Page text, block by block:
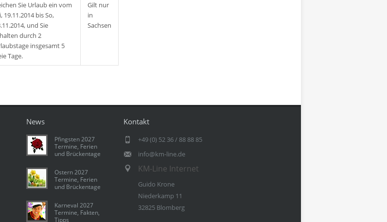
Sie Urlaub ein vom
19.11.2014 bis So,
und Sie
durch 2
insgesamt 5
Tage.
Gilt nur
in
Sachsen
News
Pfingsten 2027
Termine, Ferien
und Brückentage
Ostern 2027
Termine, Ferien
und Brückentage
Karneval 2027
Termine, Fakten,
Tipps
Kontakt
+49 (0) 52 36 / 88 88 85
info@km-line.de
KM-Line Internet
Guido Krone
Niederkamp 11
32825 Blomberg